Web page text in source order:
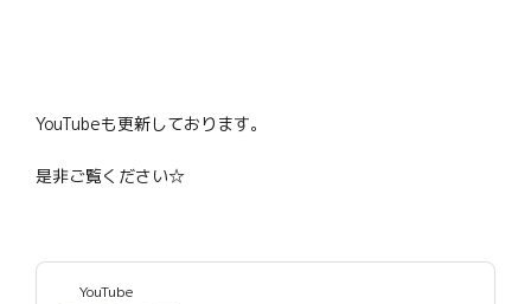
YouTubeも更新しております。
是非ご覧ください☆
YouTube